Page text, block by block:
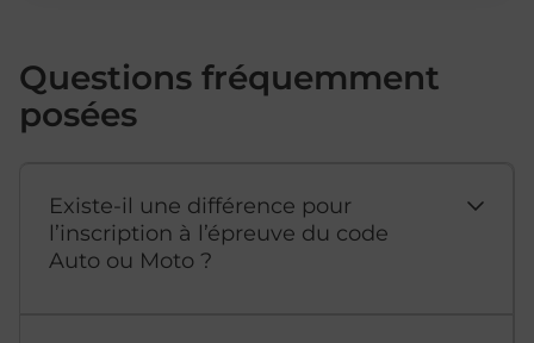
Questions fréquemment
posées
Existe-il une différence pour
l’inscription à l’épreuve du code
Auto ou Moto ?